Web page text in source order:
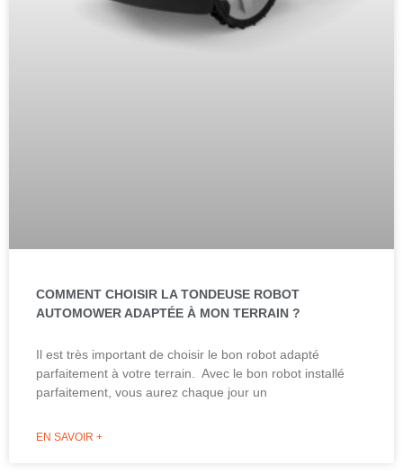
COMMENT CHOISIR LA TONDEUSE ROBOT
AUTOMOWER ADAPTÉE À MON TERRAIN ?
Il est très important de choisir le bon robot adapté
parfaitement à votre terrain. Avec le bon robot installé
parfaitement, vous aurez chaque jour un
EN SAVOIR +